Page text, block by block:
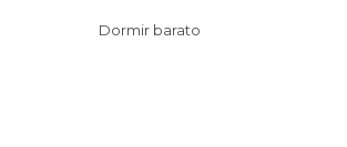
Dormir barato